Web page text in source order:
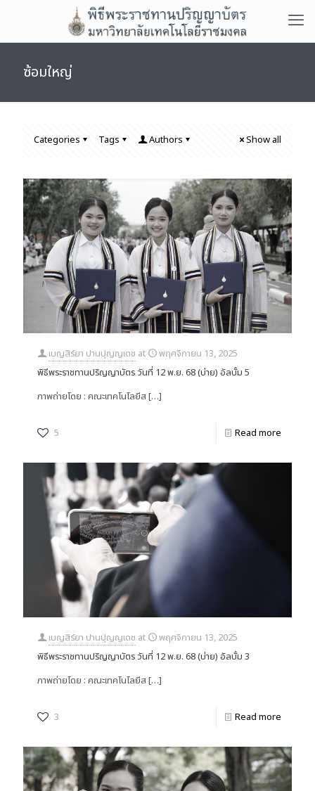
ซ้อมใหญ่
Categories Tags Authors Show all
เบญสิร์ยา ปานปุญญเดช at
พฤศจิกายน 13, 2025
พิธีพระราชทานปริญญาบัตร วันที่ 12 พ.ย. 68 (บ่าย) อัลบั้ม 5
ภาพถ่ายโดย : คณะเทคโนโลยีส[…]
5 Read more
เบญสิร์ยา ปานปุญญเดช at
พฤศจิกายน 13, 2025
พิธีพระราชทานปริญญาบัตร วันที่ 12 พ.ย. 68 (บ่าย) อัลบั้ม 3
ภาพถ่ายโดย : คณะเทคโนโลยีส[…]
3 Read more